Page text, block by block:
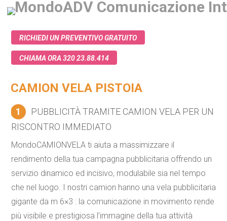
RICHIEDI UN PREVENTIVO GRATUITO
CHIAMA ORA 320 23.88.414
CAMION VELA PISTOIA
1
PUBBLICITÀ TRAMITE CAMION VELA PER UN
RISCONTRO IMMEDIATO
MondoCAMIONVELA ti aiuta a massimizzare il
rendimento della tua campagna pubblicitaria offrendo un
servizio dinamico ed incisivo, modulabile sia nel tempo
che nel luogo. I nostri camion hanno una vela pubblicitaria
gigante da m 6×3 : la comunicazione in movimento rende
più visibile e prestigiosa l’immagine della tua attività